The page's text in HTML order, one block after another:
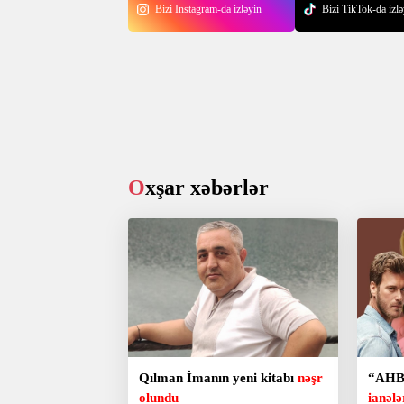
Bizi Instagram-da izləyin Bizi TikTok-da
Oxşar xəbərlər
Qılman İmanın yeni kitabı nəşr
olundu